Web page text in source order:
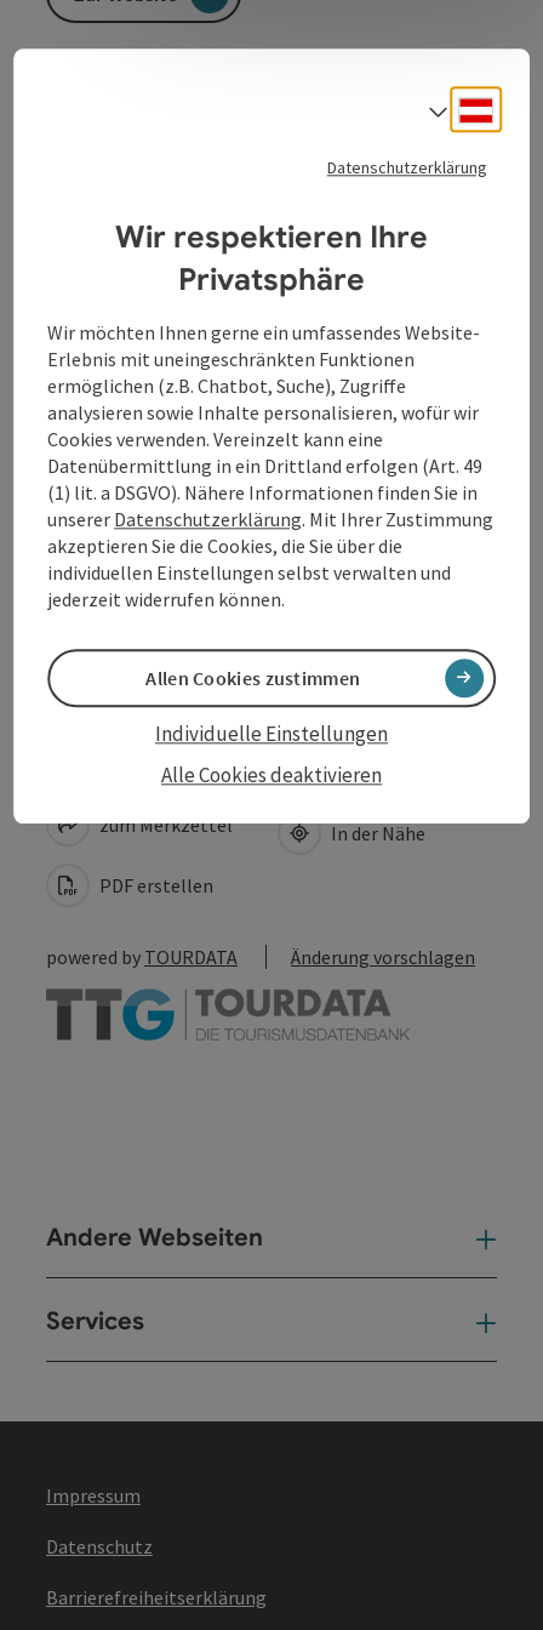
Kontakt
Anreise/Lage
Preise
Eignung
Beitrag merken
zum Merkzettel
PDF erstellen
Beitrag drucken
In der Nähe
powered by TOURDATA Änderung vorschlagen
Andere Webseiten
Services
Impressum
Datenschutz
Barrierefreiheitserklärung
Datenschutzerklärung
Wir respektieren Ihre
Privatsphäre
Wir möchten Ihnen gerne ein umfassendes Website-
Erlebnis mit uneingeschränkten Funktionen
ermöglichen (z.B. Chatbot, Suche), Zugriffe
analysieren sowie Inhalte personalisieren, wofür wir
Cookies verwenden. Vereinzelt kann eine
Datenübermittlung in ein Drittland erfolgen (Art. 49
(1) lit. a DSGVO). Nähere Informationen finden Sie in
unserer Datenschutzerklärung. Mit Ihrer Zustimmung
akzeptieren Sie die Cookies, die Sie über die
individuellen Einstellungen selbst verwalten und
jederzeit widerrufen können.
Alle Cookies deaktivieren
Individuelle Einstellungen
Allen Cookies zustimmen